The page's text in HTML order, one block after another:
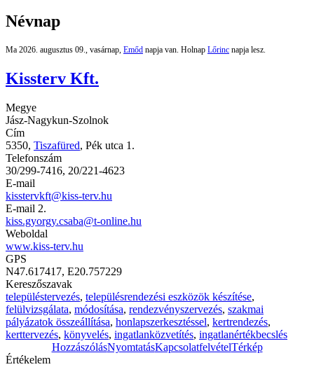
Névnap
Ma 2026. augusztus 09., vasárnap, Emőd napja van. Holnap Lőrinc napja lesz.
Kissterv Kft.
Megye
Jász-Nagykun-Szolnok
Cím
5350, Tiszafüred, Pék utca 1.
Telefonszám
30/299-7416, 20/221-4623
E-mail
kisstervkft@kiss-terv.hu
E-mail 2.
kiss.gyorgy.csaba@t-online.hu
Weboldal
www.kiss-terv.hu
GPS
N47.617417, E20.757229
Kereszőszavak
településtervezés, településrendezési eszközök készítése,
felülvizsgálata, módosítása, rendezvényszervezés, szakmai
pályázatok összeállítása, honlapszerkesztéssel, kertrendezés,
kerttervezés, könyvelés, ingatlanközvetítés, ingatlanértékbecslés
HozzászólásNyomtatásKapcsolatfelvételTérkép
Értékelem